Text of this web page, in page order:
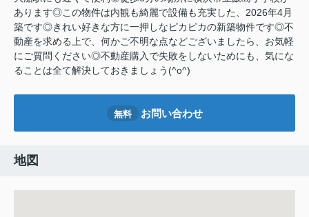
あります◎この物件は内観も綺麗で設備も充実した、2026年4月
築です◎きれい好きな方に一押しなピカピカの新築物件です◎不
動産を求める上で、何かご不明な点などございましたら、お気軽
にご質問ください◎不動産購入で失敗をしないためにも、気にな
ることは全て解決しておきましょう(^o^)
無料 お問い合わせ
地図